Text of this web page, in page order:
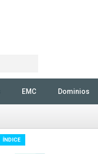
EMC Dominios
ÍNDICE